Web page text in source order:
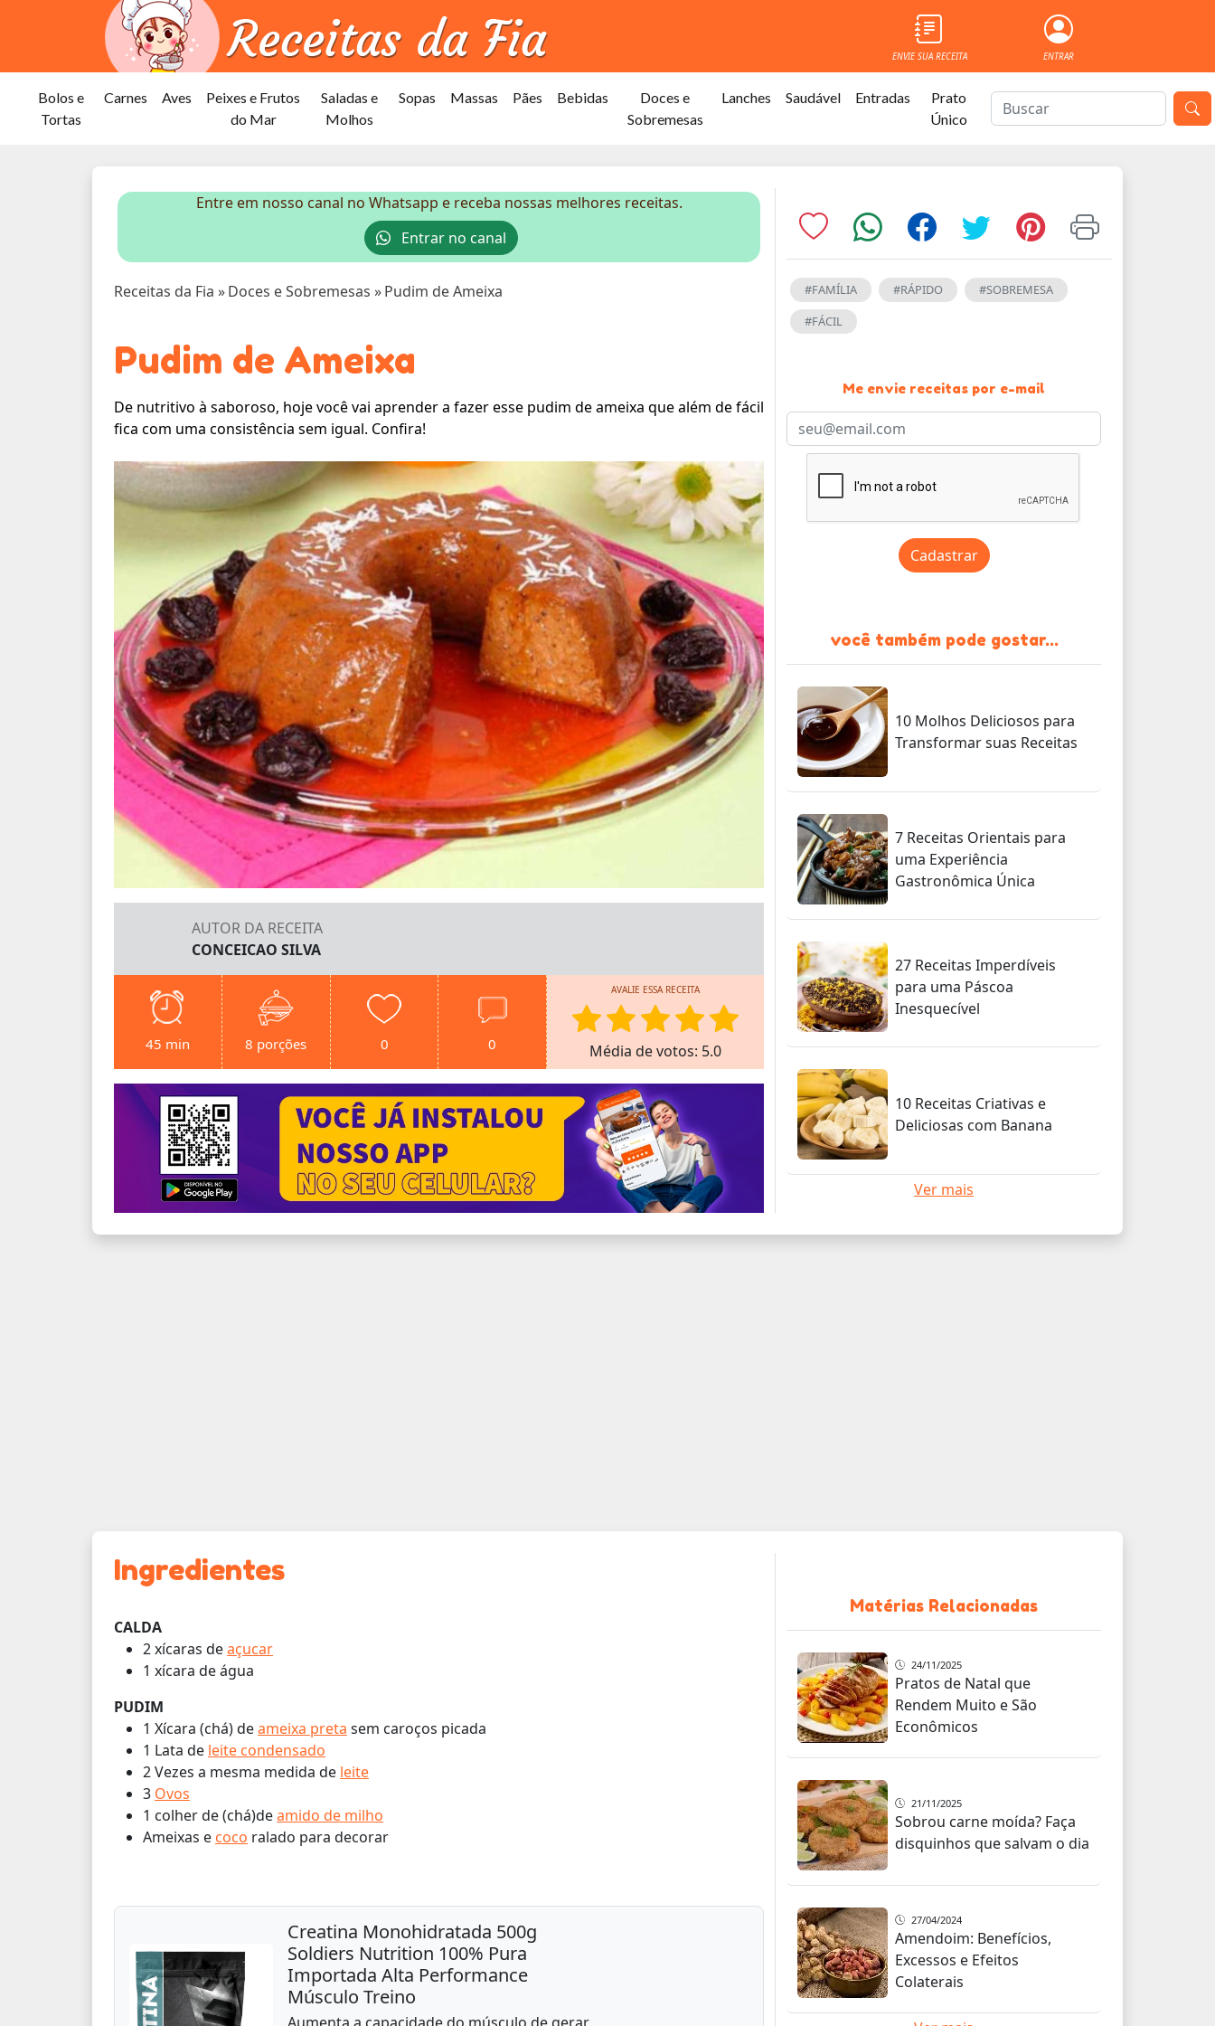
ENVIE SUA RECEITA ENTRAR
Bolos e
Tortas
Carnes Aves
Peixes e Frutos
do Mar
Saladas e
Molhos
Sopas Massas Pães Bebidas
Doces e
Sobremesas
Lanches Saudável Entradas
Prato
Único
Entre em nosso canal no Whatsapp e receba nossas melhores receitas.
Entrar no canal
Receitas da Fia »Doces e Sobremesas »Pudim de Ameixa
Pudim de Ameixa
De nutritivo à saboroso, hoje você vai aprender a fazer esse pudim de ameixa que além de fácil
fica com uma consistência sem igual. Confira!
AUTOR DA RECEITA
CONCEICAO SILVA
45 min 8 porções 0 0
AVALIE ESSA RECEITA
Média de votos: 5.0
#FAMÍLIA #RÁPIDO
#SOBREMESA
#FÁCIL
Me envie receitas por e-mail
Cadastrar
você também pode gostar...
10 Molhos Deliciosos para
Transformar suas Receitas
7 Receitas Orientais para
uma Experiência
Gastronômica Única
27 Receitas Imperdíveis
para uma Páscoa
Inesquecível
10 Receitas Criativas e
Deliciosas com Banana
Ver mais
Ingredientes
CALDA
2 xícaras deaçucar
1 xícara de água
PUDIM
1 Xícara (chá) deameixa preta sem caroços picada
1 Lata de leite condensado
2 Vezes a mesma medida de leite
3 Ovos
1 colher de (chá)deamido de milho
Ameixas e coco ralado para decorar
Creatina Monohidratada 500g
Soldiers Nutrition 100% Pura
Importada Alta Performance
Músculo Treino
Aumenta a capacidade do músculo de gerar
Matérias Relacionadas
24/11/2025
Pratos de Natal que
Rendem Muito e São
Econômicos
21/11/2025
Sobrou carne moída? Faça
disquinhos que salvam o dia
27/04/2024
Amendoim: Benefícios,
Excessos e Efeitos
Colaterais